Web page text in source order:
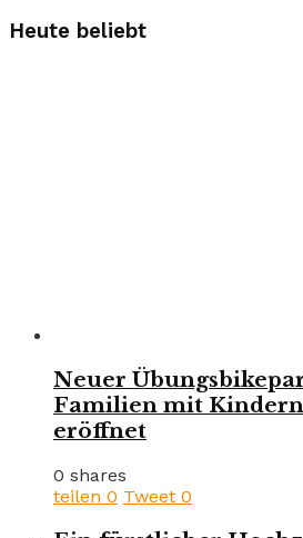
Heute beliebt
Neuer
Familien mit
eröffnet
0 shares
teilen 0 Tweet 0